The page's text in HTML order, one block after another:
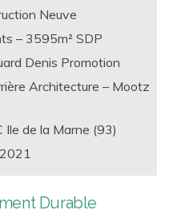
autant que par les ruptures. TERAO possède de
d’expériences liés aux
de nombreux projets
sociaux, promoteurs
TERAO veille
de ses prestations de
concilier les exigence
Neuve
– 3595m² SDP
Denis Promotion
Architecture – Mootz
Ile de la Marne (93)
Durable